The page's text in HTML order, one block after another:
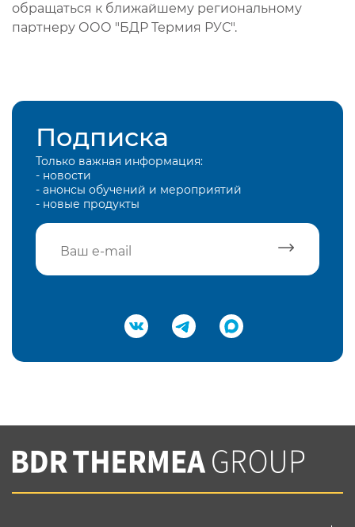
обращаться к ближайшему региональному
партнеру ООО "БДР Термия РУС".
Подписка
Только важная информация:
- новости
- анонсы обучений и мероприятий
- новые продукты
Подтвердить e-mail
Вы соглашаетесь с нашей политикой
конфеденциальности